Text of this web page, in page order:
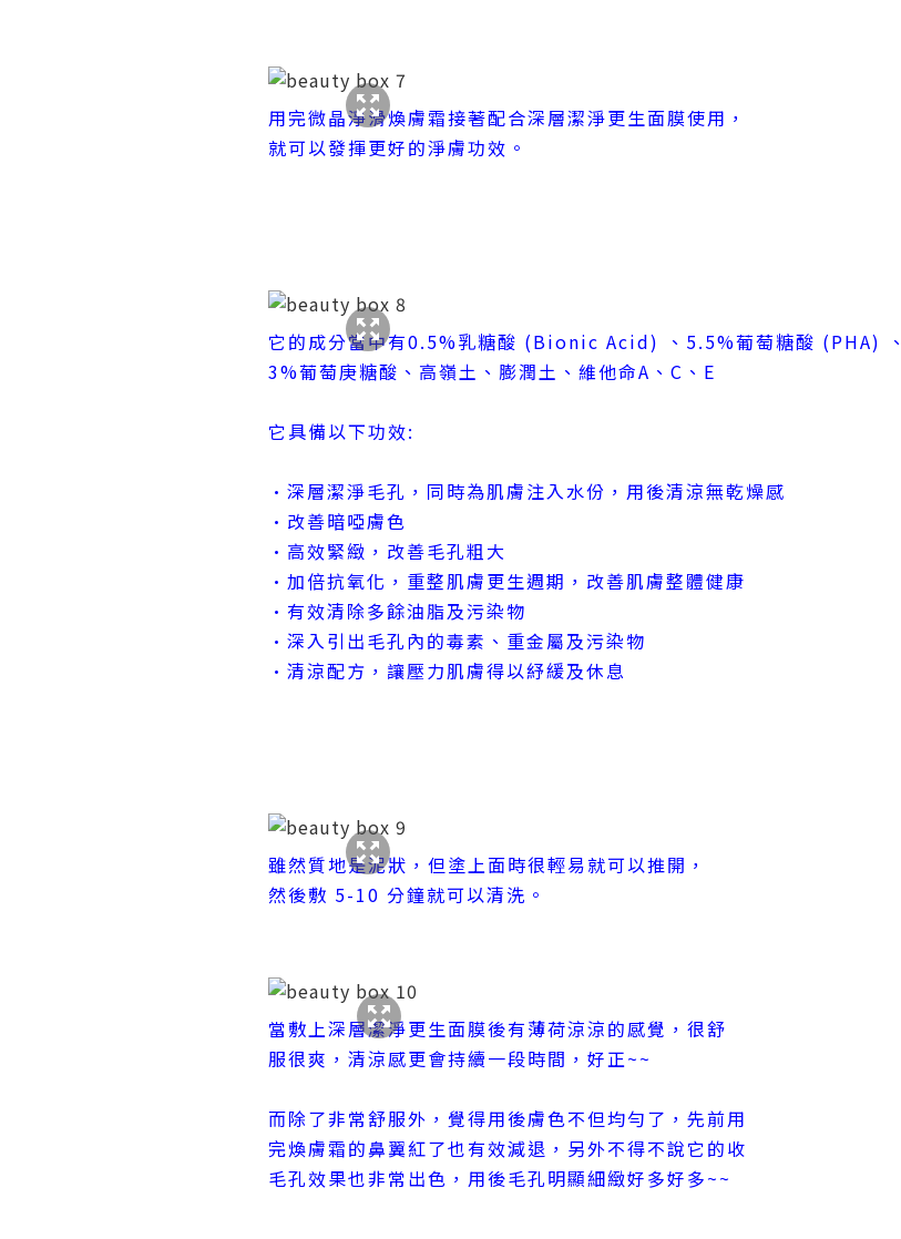
用完微晶淨滑煥膚霜接著配合深層潔淨更生面膜使用，
就可以發揮更好的淨膚功效。
它的成分當中有0.5%乳糖酸 (Bionic Acid) 、5.5%葡萄糖酸 (PHA) 、
3%葡萄庚糖酸、高嶺土、膨潤土、維他命A、C、E
它具備以下功效:
•深層潔淨毛孔，同時為肌膚注入水份，用後清涼無乾燥感
•改善暗啞膚色
•高效緊緻，改善毛孔粗大
•加倍抗氧化，重整肌膚更生週期，改善肌膚整體健康
•有效清除多餘油脂及污染物
•深入引出毛孔內的毒素、重金屬及污染物
•清涼配方，讓壓力肌膚得以紓緩及休息
雖然質地是泥狀，但塗上面時很輕易就可以推開，
然後敷 5-10 分鐘就可以清洗。
當敷上深層潔淨更生面膜後有薄荷涼涼的感覺，很舒
服很爽，清涼感更會持續一段時間，好正~~
而除了非常舒服外，覺得用後膚色不但均勻了，先前用
完煥膚霜的鼻翼紅了也有效減退，另外不得不說它的收
毛孔效果也非常出色，用後毛孔明顯細緻好多好多~~